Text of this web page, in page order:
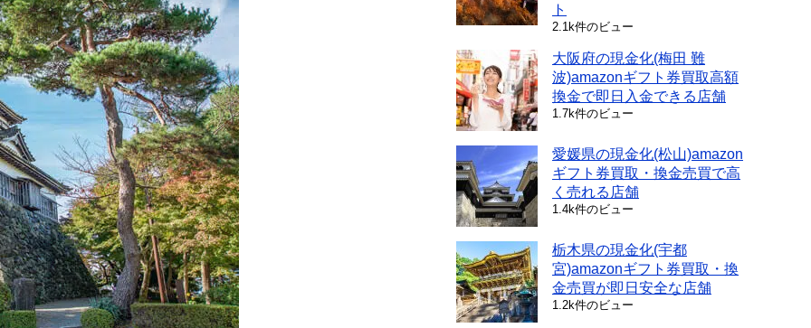
ト
2.1k件のビュー
大阪府の現金化(梅田 難
波)amazonギフト券買取高額
換金で即日入金できる店舗
1.7k件のビュー
愛媛県の現金化(松山)amazon
ギフト券買取・換金売買で高
く売れる店舗
1.4k件のビュー
栃木県の現金化(宇都
宮)amazonギフト券買取・換
金売買が即日安全な店舗
1.2k件のビュー